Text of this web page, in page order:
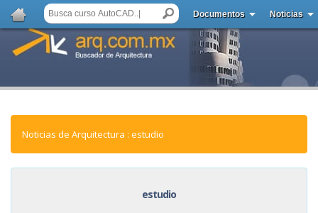
Documentos Noticias
Noticias de Arquitectura : estudio
estudio